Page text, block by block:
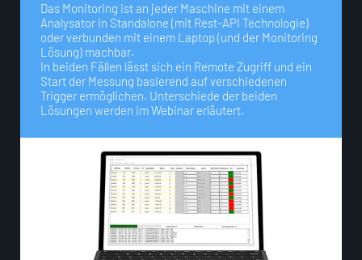
Das Monitoring ist an jeder Maschine mit einem
Analysator in Standalone (mit Rest-API Technologie)
oder verbunden mit einem Laptop (und der Monitoring
Lösung) machbar.
In beiden Fällen lässt sich ein Remote Zugriff und ein
Start der Messung basierend auf verschiedenen
Trigger ermöglichen. Unterschiede der beiden
Lösungen werden im Webinar erläutert.